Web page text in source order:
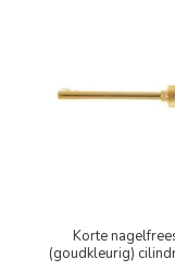
Korte
(goudkleurig)